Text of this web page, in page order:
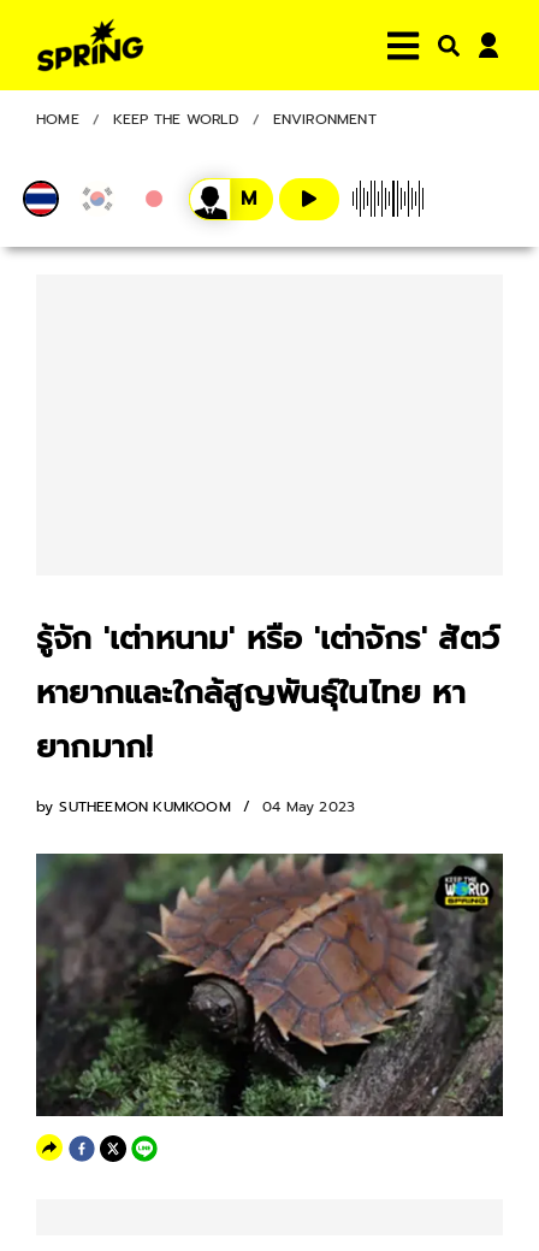
HOME KEEP THE WORLD ENVIRONMENT
รู้จัก 'เต่าหนาม' หรือ 'เต่าจักร' สัตว์
หายากและใกล้สูญพันธุ์ในไทย หา
ยากมาก!
by SUTHEEMON KUMKOOM 04 May 2023